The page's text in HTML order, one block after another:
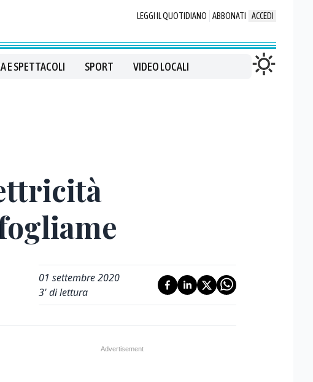
LEGGI IL QUOTIDIANO ABBONATI ACCEDI
E SPETTACOLI SPORT VIDEO LOCALI
01 settembre 2020
3' di lettura